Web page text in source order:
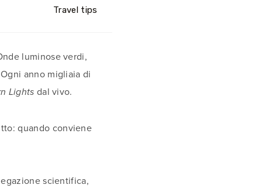
Travel tips
luminose verdi,
anno migliaia di
Lights dal vivo.
quando conviene
scientifica,